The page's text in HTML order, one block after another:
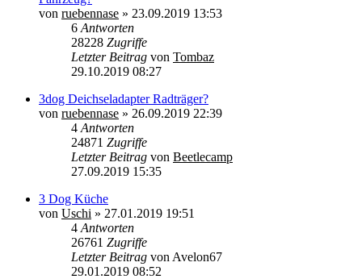
von ruebennase » 23.09.2019 13:53
6 Antworten
28228 Zugriffe
Letzter Beitrag von Tombaz
29.10.2019 08:27
3dog Deichseladapter Radträger?
von ruebennase » 26.09.2019 22:39
4 Antworten
24871 Zugriffe
Letzter Beitrag von Beetlecamp
27.09.2019 15:35
3 Dog Küche
von Uschi » 27.01.2019 19:51
4 Antworten
26761 Zugriffe
Letzter Beitrag von Avelon67
29.01.2019 08:52